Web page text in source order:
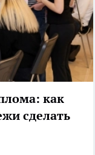
как
сделать